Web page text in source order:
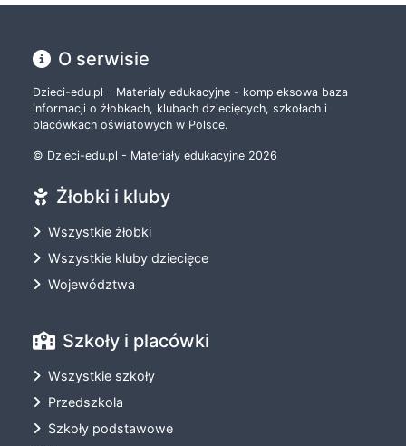
O serwisie
Dzieci-edu.pl - Materiały edukacyjne - kompleksowa baza
informacji o żłobkach, klubach dziecięcych, szkołach i
placówkach oświatowych w Polsce.
© Dzieci-edu.pl - Materiały edukacyjne 2026
Żłobki i kluby
Wszystkie żłobki
Wszystkie kluby dziecięce
Województwa
Szkoły i placówki
Wszystkie szkoły
Przedszkola
Szkoły podstawowe